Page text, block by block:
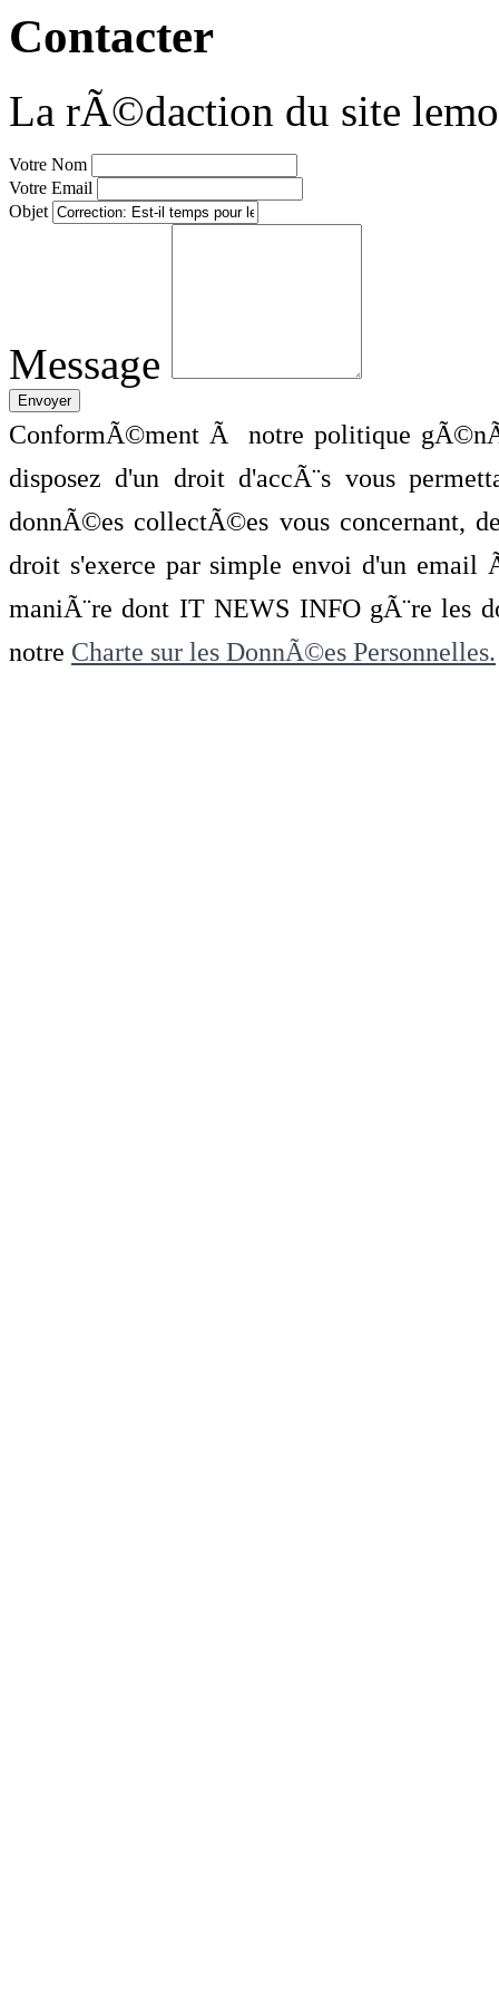
Contacter
La rÃ©daction du site
Votre Nom
Votre Email
Objet
Message
ConformÃ©ment Ã notre politique
disposez d'un droit d'accÃ¨s vous
donnÃ©es collectÃ©es vous concernant,
droit s'exerce par simple envoi d'un
maniÃ¨re dont IT NEWS INFO gÃ¨re les
notre Charte sur les DonnÃ©es Personnelles.